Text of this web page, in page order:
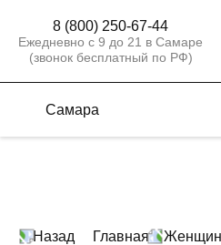
8 (800) 250-67-44
Ежедневно с 9 до 21 в Самаре
(звонок бесплатный по РФ)
Самара
Назад Главная